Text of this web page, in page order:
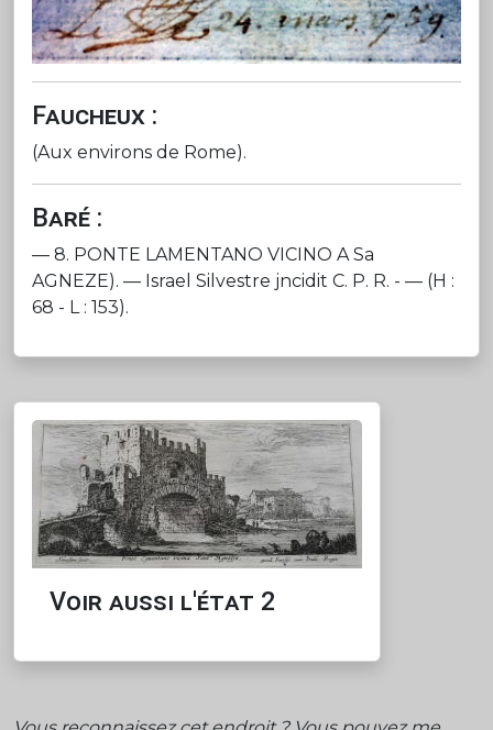
Faucheux :
(Aux environs de Rome).
Baré :
— 8. PONTE LAMENTANO VICINO A Sa
AGNEZE). — Israel Silvestre jncidit C. P. R. - — (H :
68 - L : 153).
Voir aussi l'état 2